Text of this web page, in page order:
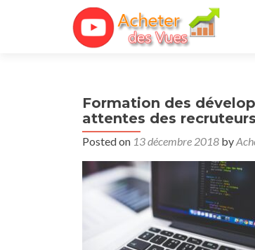
Formation des
attentes des recruteurs
Posted on 13 décembre 2018 by